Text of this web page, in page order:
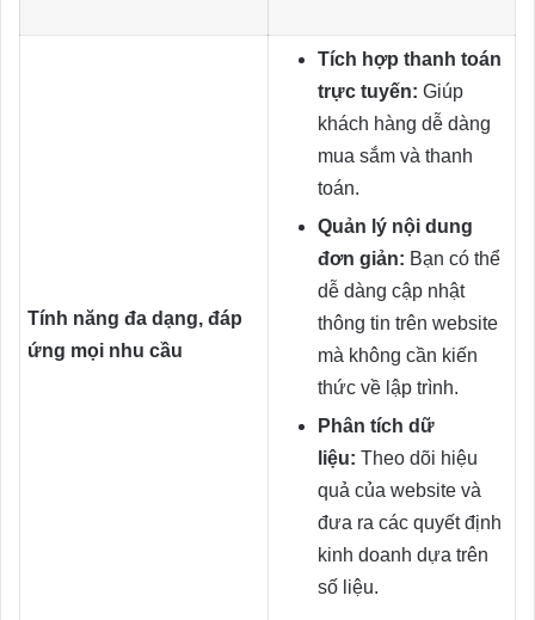
Tính năng đa dạng, đáp
ứng mọi nhu cầu
Tích hợp thanh toán
trực tuyến: Giúp
khách hàng dễ dàng
mua sắm và thanh
toán.
Quản lý nội dung
đơn giản: Bạn có thể
dễ dàng cập nhật
thông tin trên website
mà không cần kiến
thức về lập trình.
Phân tích dữ
liệu: Theo dõi hiệu
quả của website và
đưa ra các quyết định
kinh doanh dựa trên
số liệu.